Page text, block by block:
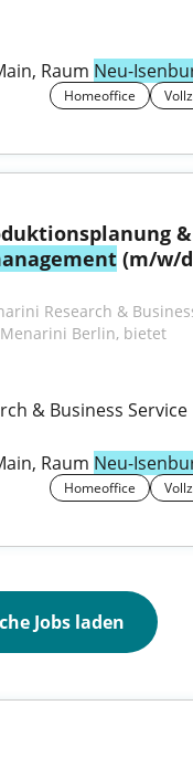
Raum Neu-
Homeoffice
&
(m/w/
Research &
Berlin, bietet
& Business Service
Raum Neu-
Homeoffice
Jobs laden